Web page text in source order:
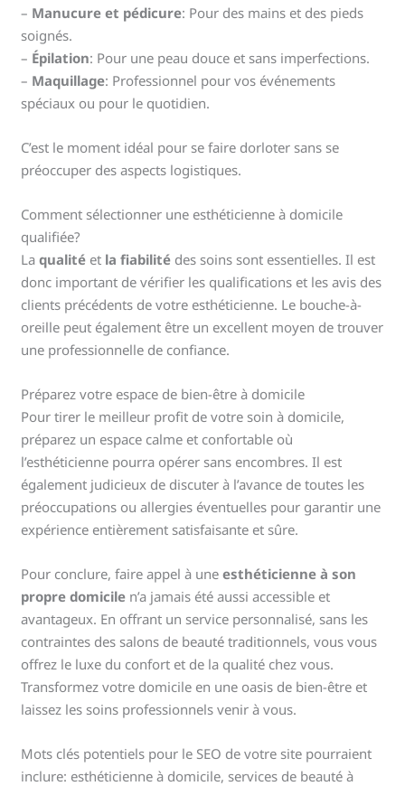
– Manucure et pédicure: Pour des mains et des pieds
soignés.
– Épilation: Pour une peau douce et sans imperfections.
– Maquillage: Professionnel pour vos événements
spéciaux ou pour le quotidien.
C’est le moment idéal pour se faire dorloter sans se
préoccuper des aspects logistiques.
Comment sélectionner une esthéticienne à domicile
qualifiée?
Laqualité et la fiabilité des soins sont essentielles. Il est
donc important de vérifier les qualifications et les avis des
clients précédents de votre esthéticienne. Le bouche-à-
oreille peut également être un excellent moyen de trouver
une professionnelle de confiance.
Préparez votre espace de bien-être à domicile
Pour tirer le meilleur profit de votre soin à domicile,
préparez un espace calme et confortable où
l’esthéticienne pourra opérer sans encombres. Il est
également judicieux de discuter à l’avance de toutes les
préoccupations ou allergies éventuelles pour garantir une
expérience entièrement satisfaisante et sûre.
Pour conclure, faire appel à uneesthéticienne à son
propre domicile n’a jamais été aussi accessible et
avantageux. En offrant un service personnalisé, sans les
contraintes des salons de beauté traditionnels, vous vous
offrez le luxe du confort et de la qualité chez vous.
Transformez votre domicile en une oasis de bien-être et
laissez les soins professionnels venir à vous.
Mots clés potentiels pour le SEO de votre site pourraient
inclure: esthéticienne à domicile, services de beauté à